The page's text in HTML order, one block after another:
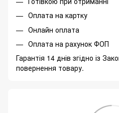
Оплата на картку
Онлайн оплата
Оплата на рахунок ФОП
Гарантія 14 днів згідно із
повернення товару.